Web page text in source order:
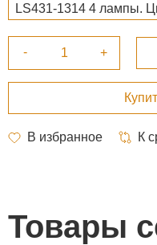
LS431-1314 4 лампы.
Товары